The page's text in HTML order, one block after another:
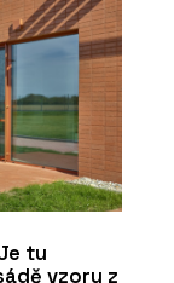
tu
vzory z